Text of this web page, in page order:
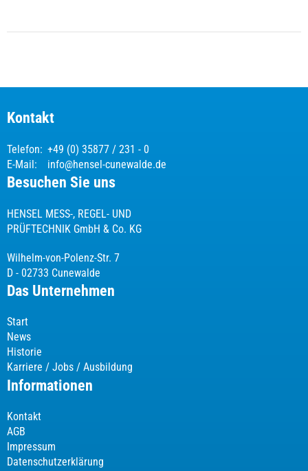
Kontakt
Telefon: +49 (0) 35877 / 231 - 0
E-Mail:
info@hensel-cunewalde.de
Besuchen Sie uns
HENSEL MESS-, REGEL- UND
PRÜFTECHNIK GmbH & Co. KG
Wilhelm-von-Polenz-Str. 7
D - 02733 Cunewalde
Das Unternehmen
Start
News
Historie
Karriere / Jobs / Ausbildung
Informationen
Kontakt
AGB
Impressum
Datenschutzerklärung